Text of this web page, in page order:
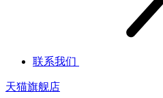
联系我们
天猫旗舰店